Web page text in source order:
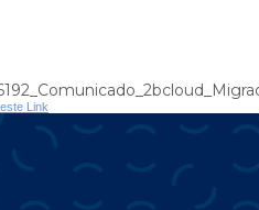
Link